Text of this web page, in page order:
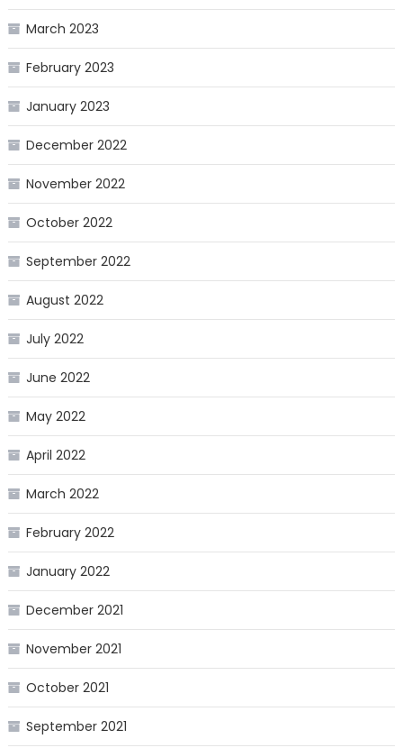
March 2023
February 2023
January 2023
December 2022
November 2022
October 2022
September 2022
August 2022
July 2022
June 2022
May 2022
April 2022
March 2022
February 2022
January 2022
December 2021
November 2021
October 2021
September 2021